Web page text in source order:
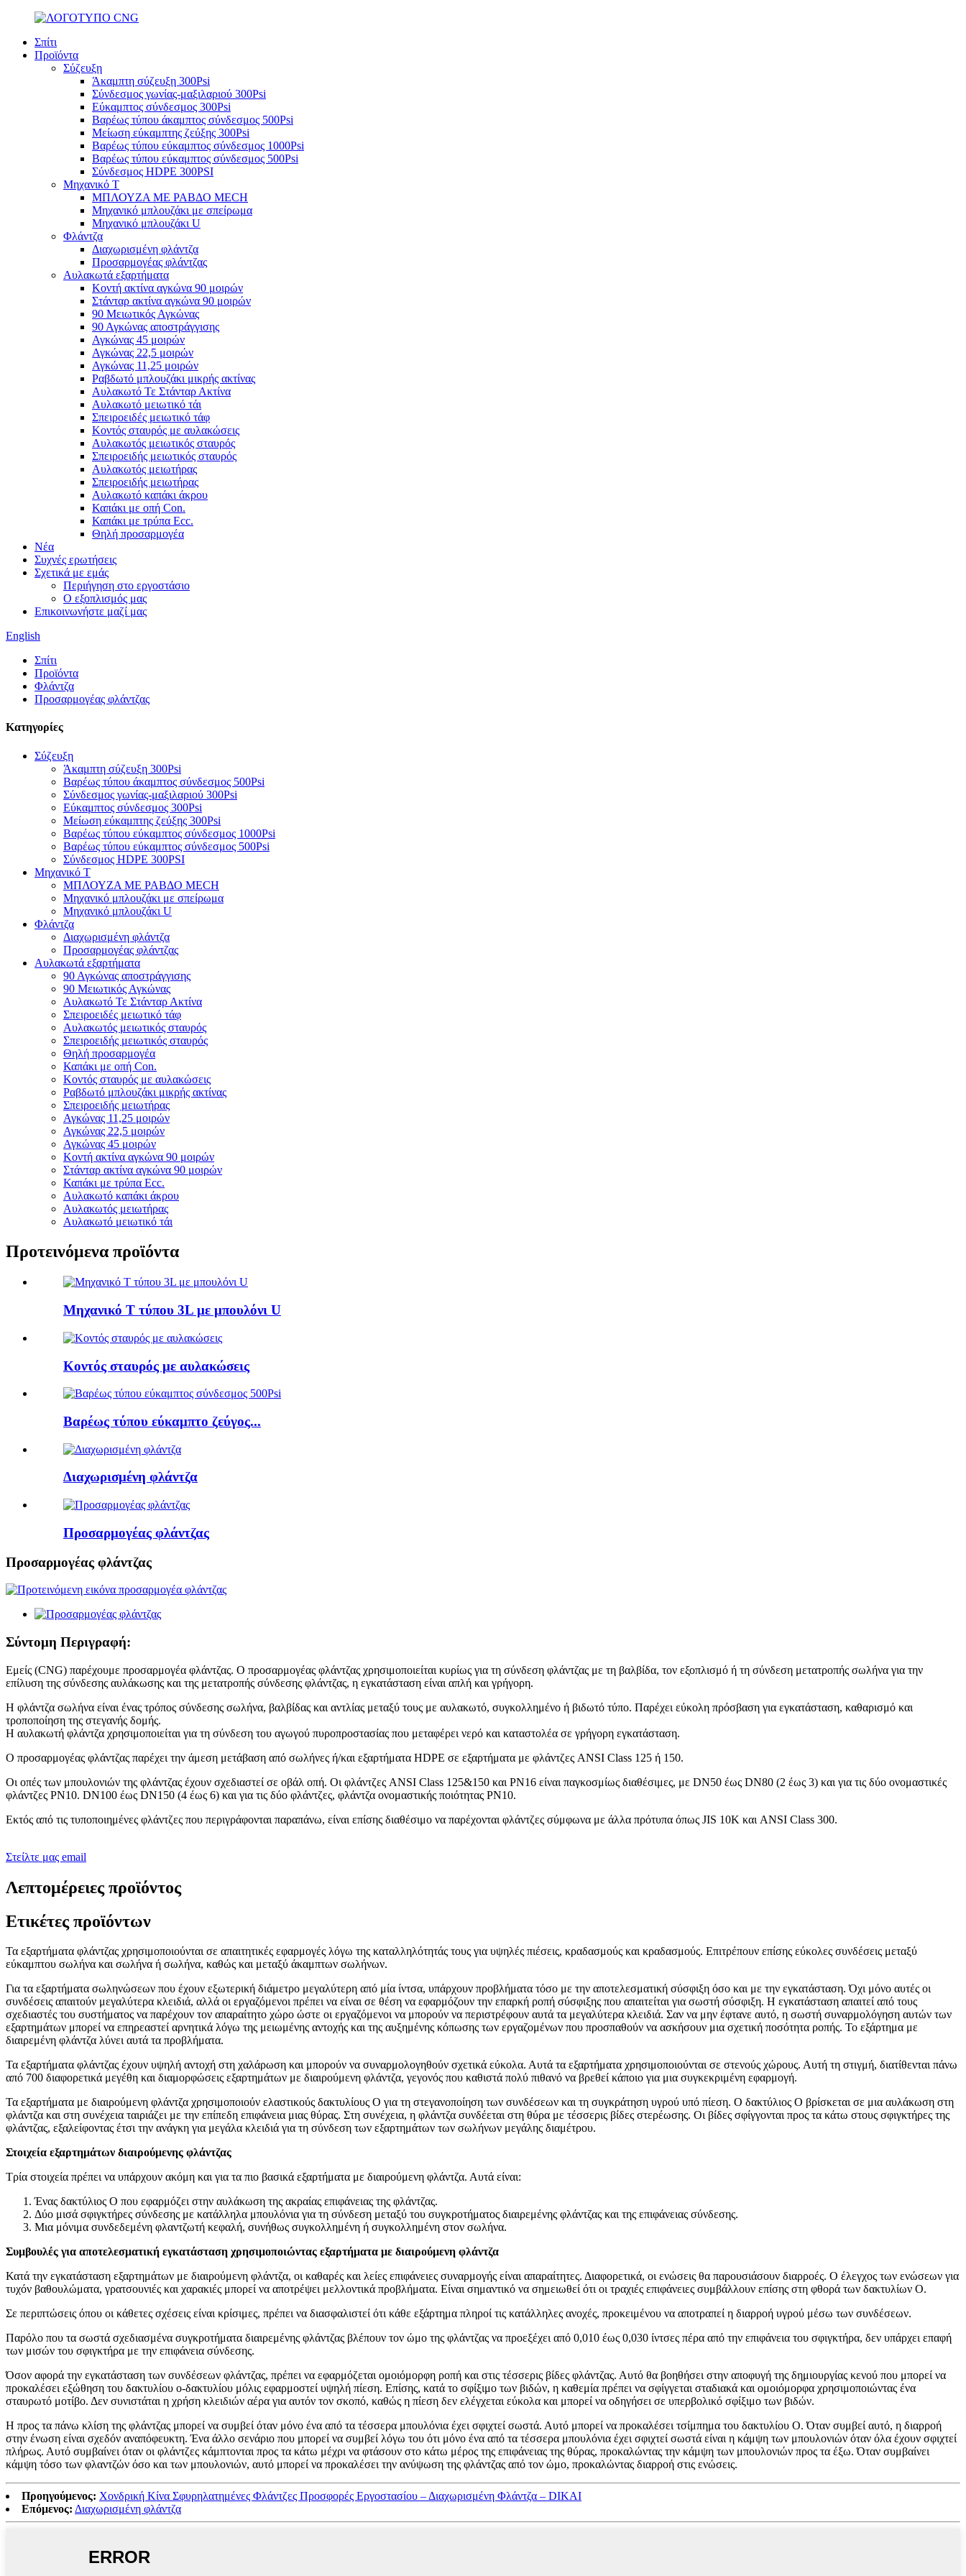
Σπίτι
Προϊόντα
Σύζευξη
Άκαμπτη σύζευξη 300Psi
Σύνδεσμος γωνίας-μαξιλαριού 300Psi
Εύκαμπτος σύνδεσμος 300Psi
Βαρέως τύπου άκαμπτος σύνδεσμος 500Psi
Μείωση εύκαμπτης ζεύξης 300Psi
Βαρέως τύπου εύκαμπτος σύνδεσμος 1000Psi
Βαρέως τύπου εύκαμπτος σύνδεσμος 500Psi
Σύνδεσμος HDPE 300PSI
Μηχανικό Τ
ΜΠΛΟΥΖΑ ΜΕ ΡΑΒΔΟ MECH
Μηχανικό μπλουζάκι με σπείρωμα
Μηχανικό μπλουζάκι U
Φλάντζα
Διαχωρισμένη φλάντζα
Προσαρμογέας φλάντζας
Αυλακωτά εξαρτήματα
Κοντή ακτίνα αγκώνα 90 μοιρών
Στάνταρ ακτίνα αγκώνα 90 μοιρών
90 Μειωτικός Αγκώνας
90 Αγκώνας αποστράγγισης
Αγκώνας 45 μοιρών
Αγκώνας 22,5 μοιρών
Αγκώνας 11,25 μοιρών
Ραβδωτό μπλουζάκι μικρής ακτίνας
Αυλακωτό Τε Στάνταρ Ακτίνα
Αυλακωτό μειωτικό τάι
Σπειροειδές μειωτικό τάφ
Κοντός σταυρός με αυλακώσεις
Αυλακωτός μειωτικός σταυρός
Σπειροειδής μειωτικός σταυρός
Αυλακωτός μειωτήρας
Σπειροειδής μειωτήρας
Αυλακωτό καπάκι άκρου
Καπάκι με οπή Con.
Καπάκι με τρύπα Ecc.
Θηλή προσαρμογέα
Νέα
Συχνές ερωτήσεις
Σχετικά με εμάς
Περιήγηση στο εργοστάσιο
Ο εξοπλισμός μας
Επικοινωνήστε μαζί μας
English
Σπίτι
Προϊόντα
Φλάντζα
Προσαρμογέας φλάντζας
Κατηγορίες
Σύζευξη
Άκαμπτη σύζευξη 300Psi
Βαρέως τύπου άκαμπτος σύνδεσμος 500Psi
Σύνδεσμος γωνίας-μαξιλαριού 300Psi
Εύκαμπτος σύνδεσμος 300Psi
Μείωση εύκαμπτης ζεύξης 300Psi
Βαρέως τύπου εύκαμπτος σύνδεσμος 1000Psi
Βαρέως τύπου εύκαμπτος σύνδεσμος 500Psi
Σύνδεσμος HDPE 300PSI
Μηχανικό Τ
ΜΠΛΟΥΖΑ ΜΕ ΡΑΒΔΟ MECH
Μηχανικό μπλουζάκι με σπείρωμα
Μηχανικό μπλουζάκι U
Φλάντζα
Διαχωρισμένη φλάντζα
Προσαρμογέας φλάντζας
Αυλακωτά εξαρτήματα
90 Αγκώνας αποστράγγισης
90 Μειωτικός Αγκώνας
Αυλακωτό Τε Στάνταρ Ακτίνα
Σπειροειδές μειωτικό τάφ
Αυλακωτός μειωτικός σταυρός
Σπειροειδής μειωτικός σταυρός
Θηλή προσαρμογέα
Καπάκι με οπή Con.
Κοντός σταυρός με αυλακώσεις
Ραβδωτό μπλουζάκι μικρής ακτίνας
Σπειροειδής μειωτήρας
Αγκώνας 11,25 μοιρών
Αγκώνας 22,5 μοιρών
Αγκώνας 45 μοιρών
Κοντή ακτίνα αγκώνα 90 μοιρών
Στάνταρ ακτίνα αγκώνα 90 μοιρών
Καπάκι με τρύπα Ecc.
Αυλακωτό καπάκι άκρου
Αυλακωτός μειωτήρας
Αυλακωτό μειωτικό τάι
Προτεινόμενα προϊόντα
Μηχανικό Τ τύπου 3L με μπουλόνι U
Κοντός σταυρός με αυλακώσεις
Βαρέως τύπου εύκαμπτο ζεύγος...
Διαχωρισμένη φλάντζα
Προσαρμογέας φλάντζας
Προσαρμογέας φλάντζας
Σύντομη Περιγραφή:
Εμείς (CNG) παρέχουμε προσαρμογέα φλάντζας. Ο προσαρμογέας φλάντζας χρησιμοποιείται κυρίως για τη σύνδεση φλάντζας με τη βαλβίδα, τον εξοπλισμό ή τη σύνδεση μετατροπής σωλήνα για την
επίλυση της σύνδεσης αυλάκωσης και της μετατροπής σύνδεσης φλάντζας, η εγκατάσταση είναι απλή και γρήγορη.
Η φλάντζα σωλήνα είναι ένας τρόπος σύνδεσης σωλήνα, βαλβίδας και αντλίας μεταξύ τους με αυλακωτό, συγκολλημένο ή βιδωτό τύπο. Παρέχει εύκολη πρόσβαση για εγκατάσταση, καθαρισμό και
τροποποίηση της στεγανής δομής.
Η αυλακωτή φλάντζα χρησιμοποιείται για τη σύνδεση του αγωγού πυροπροστασίας που μεταφέρει νερό και καταστολέα σε γρήγορη εγκατάσταση.
Ο προσαρμογέας φλάντζας παρέχει την άμεση μετάβαση από σωλήνες ή/και εξαρτήματα HDPE σε εξαρτήματα με φλάντζες ANSI Class 125 ή 150.
Οι οπές των μπουλονιών της φλάντζας έχουν σχεδιαστεί σε οβάλ οπή. Οι φλάντζες ANSI Class 125&150 και PN16 είναι παγκοσμίως διαθέσιμες, με DN50 έως DN80 (2 έως 3) και για τις δύο ονομαστικές
φλάντζες PN10. DN100 έως DN150 (4 έως 6) και για τις δύο φλάντζες, φλάντζα ονομαστικής ποιότητας PN10.
Εκτός από τις τυποποιημένες φλάντζες που περιγράφονται παραπάνω, είναι επίσης διαθέσιμο να παρέχονται φλάντζες σύμφωνα με άλλα πρότυπα όπως JIS 10K και ANSI Class 300.
Στείλτε μας email
Λεπτομέρειες προϊόντος
Ετικέτες προϊόντων
Τα εξαρτήματα φλάντζας χρησιμοποιούνται σε απαιτητικές εφαρμογές λόγω της καταλληλότητάς τους για υψηλές πιέσεις, κραδασμούς και κραδασμούς. Επιτρέπουν επίσης εύκολες συνδέσεις μεταξύ
εύκαμπτου σωλήνα και σωλήνα ή σωλήνα, καθώς και μεταξύ άκαμπτων σωλήνων.
Για τα εξαρτήματα σωληνώσεων που έχουν εξωτερική διάμετρο μεγαλύτερη από μία ίντσα, υπάρχουν προβλήματα τόσο με την αποτελεσματική σύσφιξη όσο και με την εγκατάσταση. Όχι μόνο αυτές οι
συνδέσεις απαιτούν μεγαλύτερα κλειδιά, αλλά οι εργαζόμενοι πρέπει να είναι σε θέση να εφαρμόζουν την επαρκή ροπή σύσφιξης που απαιτείται για σωστή σύσφιξη. Η εγκατάσταση απαιτεί από τους
σχεδιαστές του συστήματος να παρέχουν τον απαραίτητο χώρο ώστε οι εργαζόμενοι να μπορούν να περιστρέφουν αυτά τα μεγαλύτερα κλειδιά. Σαν να μην έφτανε αυτό, η σωστή συναρμολόγηση αυτών των
εξαρτημάτων μπορεί να επηρεαστεί αρνητικά λόγω της μειωμένης αντοχής και της αυξημένης κόπωσης των εργαζομένων που προσπαθούν να ασκήσουν μια σχετική ποσότητα ροπής. Το εξάρτημα με
διαιρεμένη φλάντζα λύνει αυτά τα προβλήματα.
Τα εξαρτήματα φλάντζας έχουν υψηλή αντοχή στη χαλάρωση και μπορούν να συναρμολογηθούν σχετικά εύκολα. Αυτά τα εξαρτήματα χρησιμοποιούνται σε στενούς χώρους. Αυτή τη στιγμή, διατίθενται πάνω
από 700 διαφορετικά μεγέθη και διαμορφώσεις εξαρτημάτων με διαιρούμενη φλάντζα, γεγονός που καθιστά πολύ πιθανό να βρεθεί κάποιο για μια συγκεκριμένη εφαρμογή.
Τα εξαρτήματα με διαιρούμενη φλάντζα χρησιμοποιούν ελαστικούς δακτυλίους Ο για τη στεγανοποίηση των συνδέσεων και τη συγκράτηση υγρού υπό πίεση. Ο δακτύλιος Ο βρίσκεται σε μια αυλάκωση στη
φλάντζα και στη συνέχεια ταιριάζει με την επίπεδη επιφάνεια μιας θύρας. Στη συνέχεια, η φλάντζα συνδέεται στη θύρα με τέσσερις βίδες στερέωσης. Οι βίδες σφίγγονται προς τα κάτω στους σφιγκτήρες της
φλάντζας, εξαλείφοντας έτσι την ανάγκη για μεγάλα κλειδιά για τη σύνδεση των εξαρτημάτων των σωλήνων μεγάλης διαμέτρου.
Στοιχεία εξαρτημάτων διαιρούμενης φλάντζας
Τρία στοιχεία πρέπει να υπάρχουν ακόμη και για τα πιο βασικά εξαρτήματα με διαιρούμενη φλάντζα. Αυτά είναι:
Ένας δακτύλιος Ο που εφαρμόζει στην αυλάκωση της ακραίας επιφάνειας της φλάντζας.
Δύο μισά σφιγκτήρες σύνδεσης με κατάλληλα μπουλόνια για τη σύνδεση μεταξύ του συγκροτήματος διαιρεμένης φλάντζας και της επιφάνειας σύνδεσης.
Μια μόνιμα συνδεδεμένη φλαντζωτή κεφαλή, συνήθως συγκολλημένη ή συγκολλημένη στον σωλήνα.
Συμβουλές για αποτελεσματική εγκατάσταση χρησιμοποιώντας εξαρτήματα με διαιρούμενη φλάντζα
Κατά την εγκατάσταση εξαρτημάτων με διαιρούμενη φλάντζα, οι καθαρές και λείες επιφάνειες συναρμογής είναι απαραίτητες. Διαφορετικά, οι ενώσεις θα παρουσιάσουν διαρροές. Ο έλεγχος των ενώσεων για
τυχόν βαθουλώματα, γρατσουνιές και χαρακιές μπορεί να αποτρέψει μελλοντικά προβλήματα. Είναι σημαντικό να σημειωθεί ότι οι τραχιές επιφάνειες συμβάλλουν επίσης στη φθορά των δακτυλίων Ο.
Σε περιπτώσεις όπου οι κάθετες σχέσεις είναι κρίσιμες, πρέπει να διασφαλιστεί ότι κάθε εξάρτημα πληροί τις κατάλληλες ανοχές, προκειμένου να αποτραπεί η διαρροή υγρού μέσω των συνδέσεων.
Παρόλο που τα σωστά σχεδιασμένα συγκροτήματα διαιρεμένης φλάντζας βλέπουν τον ώμο της φλάντζας να προεξέχει από 0,010 έως 0,030 ίντσες πέρα ​​​​από την επιφάνεια του σφιγκτήρα, δεν υπάρχει επαφή
των μισών του σφιγκτήρα με την επιφάνεια σύνδεσης.
Όσον αφορά την εγκατάσταση των συνδέσεων φλάντζας, πρέπει να εφαρμόζεται ομοιόμορφη ροπή και στις τέσσερις βίδες φλάντζας. Αυτό θα βοηθήσει στην αποφυγή της δημιουργίας κενού που μπορεί να
προκαλέσει εξώθηση του δακτυλίου ο-δακτυλίου μόλις εφαρμοστεί υψηλή πίεση. Επίσης, κατά το σφίξιμο των βιδών, η καθεμία πρέπει να σφίγγεται σταδιακά και ομοιόμορφα χρησιμοποιώντας ένα
σταυρωτό μοτίβο. Δεν συνιστάται η χρήση κλειδιών αέρα για αυτόν τον σκοπό, καθώς η πίεση δεν ελέγχεται εύκολα και μπορεί να οδηγήσει σε υπερβολικό σφίξιμο των βιδών.
Η προς τα πάνω κλίση της φλάντζας μπορεί να συμβεί όταν μόνο ένα από τα τέσσερα μπουλόνια έχει σφιχτεί σωστά. Αυτό μπορεί να προκαλέσει τσίμπημα του δακτυλίου Ο. Όταν συμβεί αυτό, η διαρροή
στην ένωση είναι σχεδόν αναπόφευκτη. Ένα άλλο σενάριο που μπορεί να συμβεί λόγω του ότι μόνο ένα από τα τέσσερα μπουλόνια έχει σφιχτεί σωστά είναι η κάμψη των μπουλονιών όταν όλα έχουν σφιχτεί
πλήρως. Αυτό συμβαίνει όταν οι φλάντζες κάμπτονται προς τα κάτω μέχρι να φτάσουν στο κάτω μέρος της επιφάνειας της θύρας, προκαλώντας την κάμψη των μπουλονιών προς τα έξω. Όταν συμβαίνει
κάμψη τόσο των φλαντζών όσο και των μπουλονιών, αυτό μπορεί να προκαλέσει την ανύψωση της φλάντζας από τον ώμο, προκαλώντας διαρροή στις ενώσεις.
Προηγούμενος: Χονδρική Κίνα Σφυρηλατημένες Φλάντζες Προσφορές Εργοστασίου – Διαχωρισμένη Φλάντζα – DIKAI
Επόμενος: Διαχωρισμένη φλάντζα